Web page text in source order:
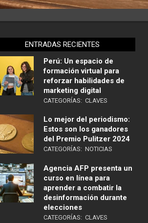
ENTRADAS RECIENTES
Perú: Un espacio de
formación virtual para
reforzar habilidades de
marketing digital
CATEGORÍAS: CLAVES
Lo mejor del periodismo:
Estos son los ganadores
del Premio Pulitzer 2024
CATEGORÍAS: NOTICIAS
Agencia AFP presenta un
curso en línea para
aprender a combatir la
desinformación durante
elecciones
CATEGORÍAS: CLAVES